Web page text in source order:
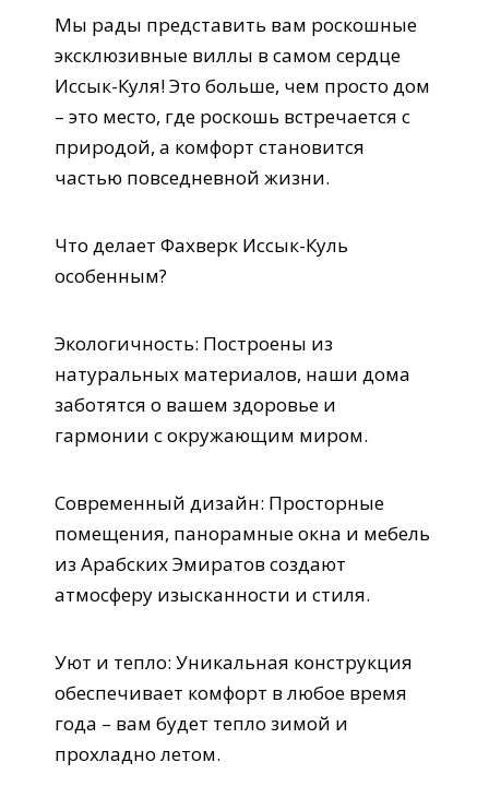
Мы рады представить вам роскошные
эксклюзивные виллы в самом сердце
Иссык-Куля! Это больше, чем просто дом
– это место, где роскошь встречается с
природой, а комфорт становится
частью повседневной жизни.
Что делает Фахверк Иссык-Куль
особенным?
Экологичность: Построены из
натуральных материалов, наши дома
заботятся о вашем здоровье и
гармонии с окружающим миром.
Современный дизайн: Просторные
помещения, панорамные окна и мебель
из Арабских Эмиратов создают
атмосферу изысканности и стиля.
Уют и тепло: Уникальная конструкция
обеспечивает комфорт в любое время
года – вам будет тепло зимой и
прохладно летом.